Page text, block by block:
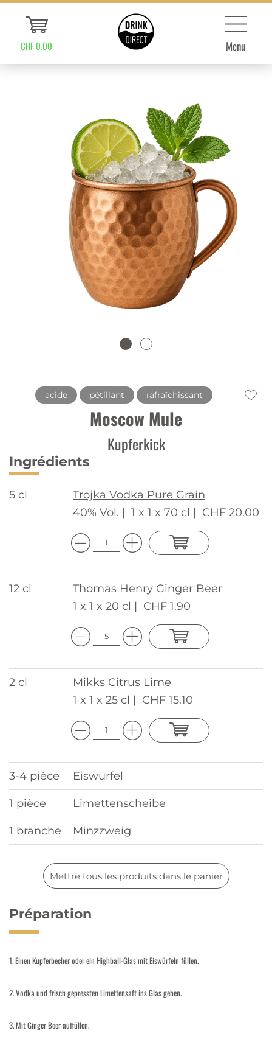
CHF 0.00 Menu
acide pétillant rafraîchissant
Moscow Mule
Kupferkick
Ingrédients
5 cl
Trojka Vodka Pure Grain
40% Vol. | 1 x 1 x 70 cl | CHF 20.00
12 cl
Thomas Henry Ginger Beer
1 x 1 x 20 cl | CHF 1.90
2 cl
Mikks Citrus Lime
1 x 1 x 25 cl | CHF 15.10
3-4 pièce Eiswürfel
1 pièce Limettenscheibe
1 branche Minzzweig
Mettre tous les produits dans le panier
Préparation
1. Einen Kupferbecher oder ein Highball-Glas mit Eiswürfeln füllen.
2. Vodka und frisch gepressten Limettensaft ins Glas geben.
3. Mit Ginger Beer auffüllen.